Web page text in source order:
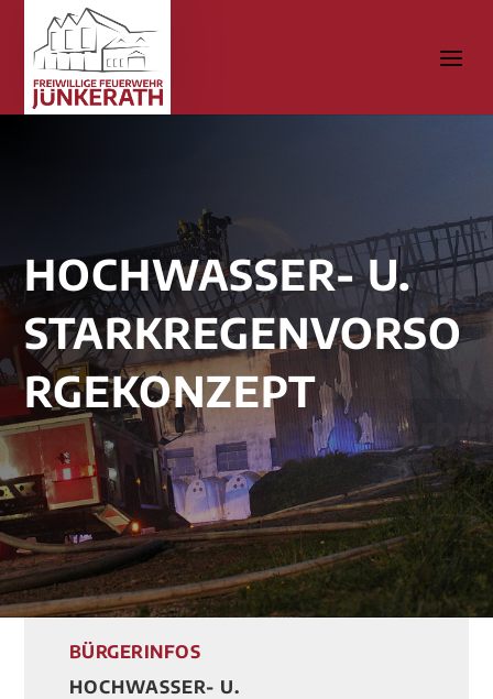
HOCHWASSER- U.
STARKREGENVORSO
RGEKONZEPT
BÜRGERINFOS
HOCHWASSER- U.